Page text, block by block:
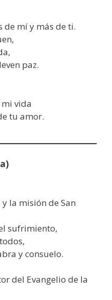
de mí y más de ti.
paz.
vida
tu amor.
la misión de San
sufrimiento,
y consuelo.
del Evangelio de la